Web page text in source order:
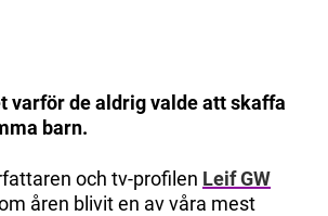
varför de aldrig valde att skaffa
barn.
och tv-profilen Leif GW
åren blivit en av våra mest